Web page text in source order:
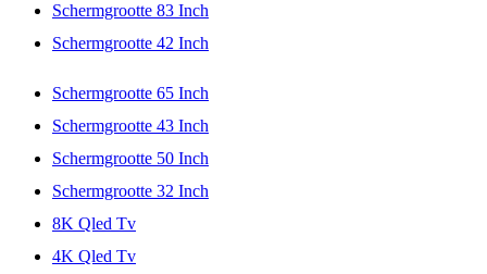
Schermgrootte 83 Inch
Schermgrootte 42 Inch
Schermgrootte 65 Inch
Schermgrootte 43 Inch
Schermgrootte 50 Inch
Schermgrootte 32 Inch
8K Qled Tv
4K Qled Tv